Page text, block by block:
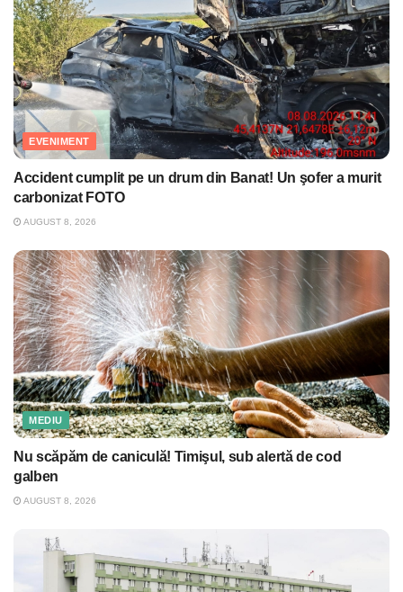
EVENIMENT
Accident cumplit pe un drum din Banat! Un şofer a murit
carbonizat FOTO
AUGUST 8, 2026
MEDIU
Nu scăpăm de caniculă! Timişul, sub alertă de cod
galben
AUGUST 8, 2026